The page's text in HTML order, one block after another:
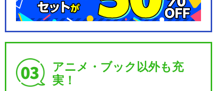
アニメ・ブック以外も充
実！